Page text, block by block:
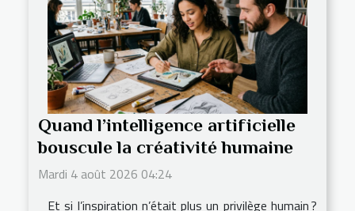
Quand l’intelligence artificielle
bouscule la créativité humaine
Mardi 4 août 2026 04:24
Et si l’inspiration n’était plus un privilège humain ?